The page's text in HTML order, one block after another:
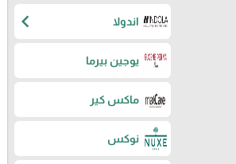
اندولا chevron_left
يوجين بيرما
ماكس كير
نوكس